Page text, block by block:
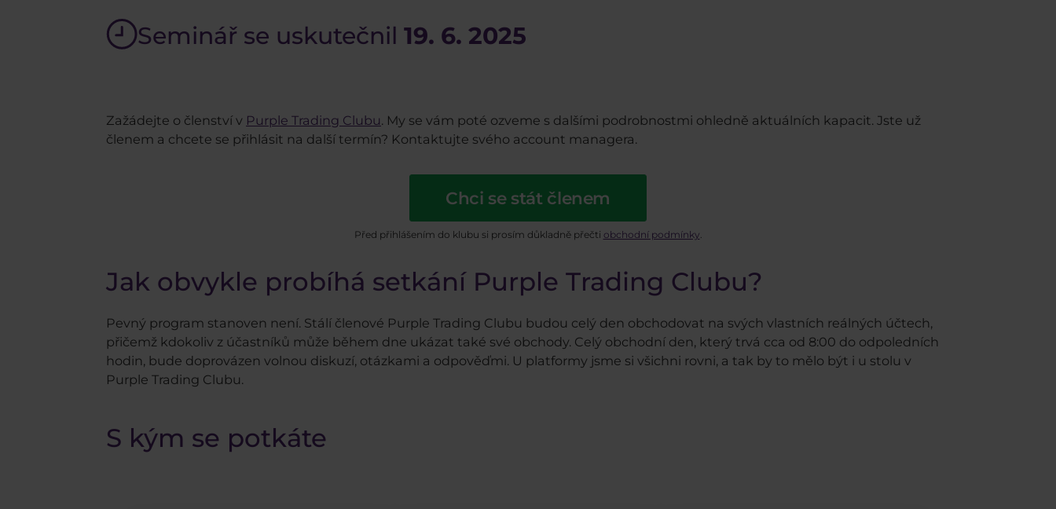
Seminář se uskutečnil 19. 6. 2025
Zažádejte o členství v Purple Trading Clubu. My se vám poté ozveme s dalšími podrobnostmi ohledně aktuálních kapacit. Jste už
členem a chcete se přihlásit na další termín? Kontaktujte svého account managera.
Chci se stát členem
Před přihlášením do klubu si prosím důkladně přečti obchodní podmínky.
Jak obvykle probíhá setkání Purple Trading Clubu?
Pevný program stanoven není. Stálí členové Purple Trading Clubu budou celý den obchodovat na svých vlastních reálných účtech,
přičemž kdokoliv z účastníků může během dne ukázat také své obchody. Celý obchodní den, který trvá cca od 8:00 do odpoledních
hodin, bude doprovázen volnou diskuzí, otázkami a odpověďmi. U platformy jsme si všichni rovni, a tak by to mělo být i u stolu v
Purple Trading Clubu.
S kým se potkáte